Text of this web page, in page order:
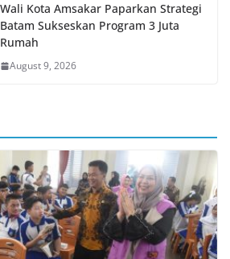
Wali Kota Amsakar Paparkan Strategi
Batam Sukseskan Program 3 Juta
Rumah
August 9, 2026